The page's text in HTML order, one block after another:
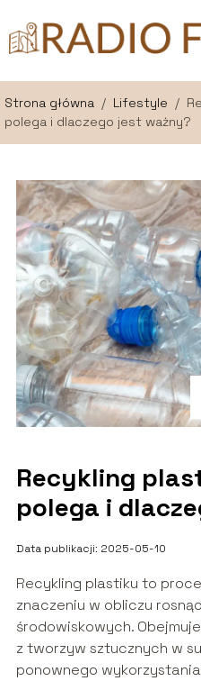
Strona główna / Lifestyle /
polega i dlaczego jest ważny?
Recykling
polega i
Data publikacji: 2025-05-10
Recykling plastiku to
znaczeniu w obliczu
środowiskowych.
z tworzyw sztucznych w
ponownego